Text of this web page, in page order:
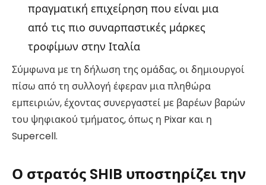
πραγματική επιχείρηση που είναι μια
από τις πιο συναρπαστικές μάρκες
τροφίμων στην Ιταλία
Σύμφωνα με τη δήλωση της ομάδας, οι δημιουργοί
πίσω από τη συλλογή έφεραν μια πληθώρα
εμπειριών, έχοντας συνεργαστεί με βαρέων βαρών
του ψηφιακού τμήματος, όπως η Pixar και η
Supercell.
Ο στρατός SHIB υποστηρίζει την